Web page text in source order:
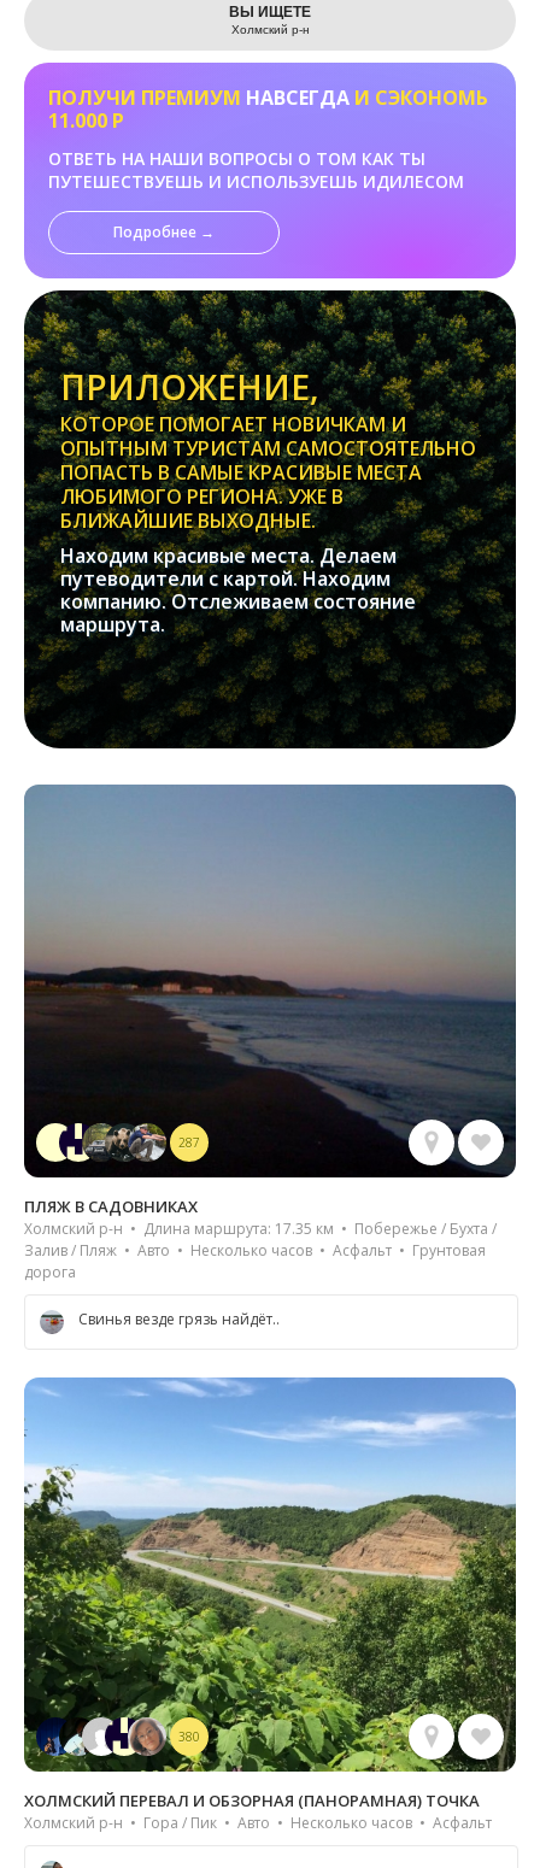
ВЫ ИЩЕТЕ
Холмский р-н
ПОЛУЧИ ПРЕМИУМ НАВСЕГДА И СЭКОНОМЬ
11.000 Р
ОТВЕТЬ НА НАШИ ВОПРОСЫ О ТОМ КАК ТЫ
ПУТЕШЕСТВУЕШЬ И ИСПОЛЬЗУЕШЬ ИДИЛЕСОМ
Подробнее →
ПРИЛОЖЕНИЕ,
КОТОРОЕ ПОМОГАЕТ НОВИЧКАМ И
ОПЫТНЫМ ТУРИСТАМ САМОСТОЯТЕЛЬНО
ПОПАСТЬ В САМЫЕ КРАСИВЫЕ МЕСТА
ЛЮБИМОГО РЕГИОНА. УЖЕ В
БЛИЖАЙШИЕ ВЫХОДНЫЕ.
Находим красивые места. Делаем
путеводители с картой. Находим
компанию. Отслеживаем состояние
маршрута.
287
ПЛЯЖ В САДОВНИКАХ
Холмский р-н • Длина маршрута: 17.35 км • Побережье / Бухта /
Залив / Пляж • Авто • Несколько часов • Асфальт • Грунтовая
дорога
Свинья везде грязь найдёт..
380
ХОЛМСКИЙ ПЕРЕВАЛ И ОБЗОРНАЯ (ПАНОРАМНАЯ) ТОЧКА
Холмский р-н • Гора / Пик • Авто • Несколько часов • Асфальт